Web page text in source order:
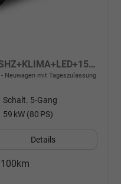
Classic Selection KAMERA+SHZ+KLIMA+LED+15" LM+SMARTLINK
Neuwagen mit Tageszulassung
Schalt. 5-Gang
59 kW (80 PS)
Details